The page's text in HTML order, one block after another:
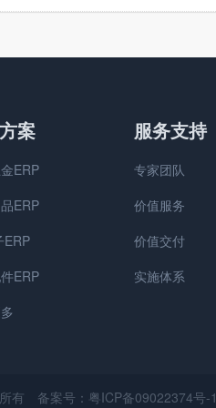
案
ERP
ERP
ERP
ERP
服务支持
专家团队
价值服务
价值交付
实施体系
有 备案号：粤ICP备09022374号-1